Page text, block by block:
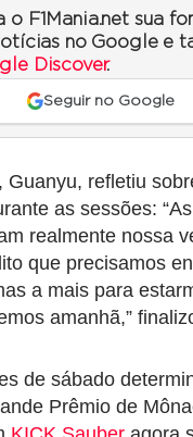
o F1Mania.net sua
no Google e
Discover.
Seguir no Google
Guanyu, refletiu
as sessões:
realmente nossa
que precisamos
a mais para
amanhã,”
de sábado
Prêmio de